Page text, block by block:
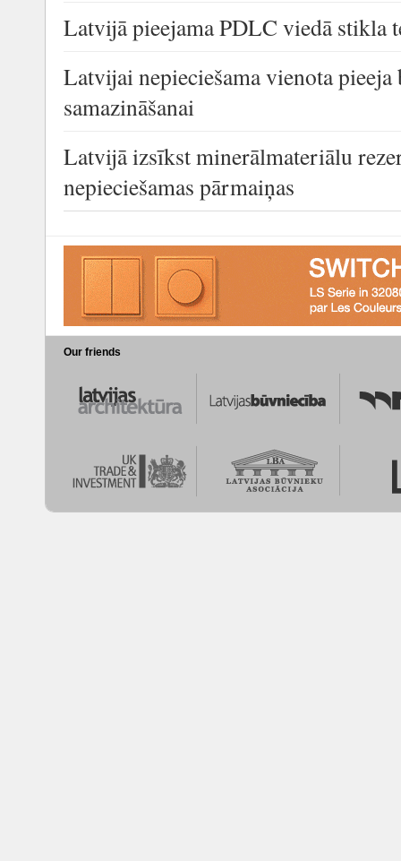
Latvijā pieejama PDLC viedā stikla
Latvijai nepieciešama vienota pieeja
samazināšanai
Latvijā izsīkst minerālmateriālu
nepieciešamas pārmaiņas
Our friends